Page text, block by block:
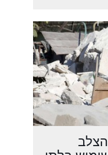
הצלב